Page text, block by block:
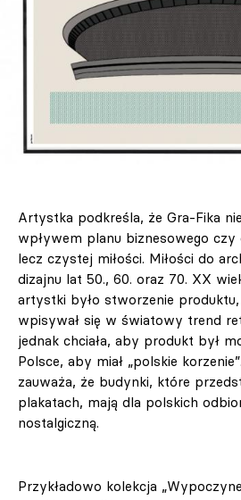
Artystka podkreśla, że Gra-Fika
wpływem planu biznesowego czy
lecz czystej miłości. Miłości do
dizajnu lat 50., 60. oraz 70. XX
artystki było stworzenie
wpisywał się w światowy trend
jednak chciała, aby produkt był
Polsce, aby miał „polskie
zauważa, że budynki, które
plakatach, mają dla polskich
nostalgiczną.
Przykładowo kolekcja